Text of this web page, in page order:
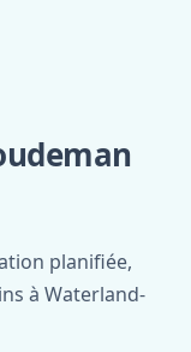
planifiée,
à Waterland-